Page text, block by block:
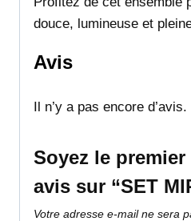
douce, lumineuse et
Avis
Il n’y a pas encore d’avis.
Soyez le
avis sur “SET
Votre adresse e-mail ne sera